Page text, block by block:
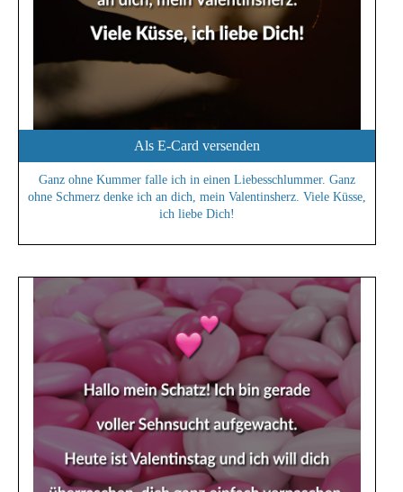
Als E-Card versenden
Ganz ohne Kummer falle ich in einen Liebesschlummer. Ganz
ohne Schmerz denke ich an dich, mein Valentinsherz. Viele Küsse,
ich liebe Dich!